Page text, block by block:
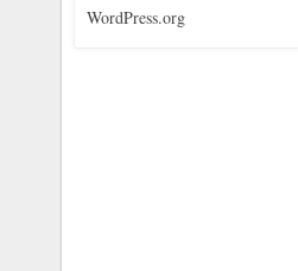
WordPress.org